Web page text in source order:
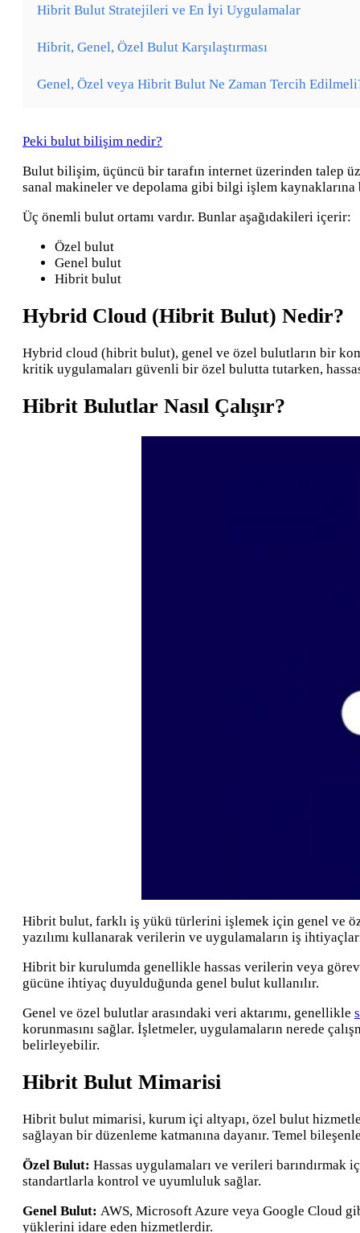
Hibrit Bulut Stratejileri ve En İyi Uygulamalar
Hibrit, Genel, Özel Bulut Karşılaştırması
Genel, Özel veya Hibrit Bulut Ne Zaman Tercih
Peki bulut bilişim nedir?
Bulut bilişim, üçüncü bir tarafın internet üzerinden talep
sanal makineler ve depolama gibi bilgi işlem kaynaklarına
Üç önemli bulut ortamı vardır. Bunlar aşağıdakileri içerir:
Özel bulut
Genel bulut
Hibrit bulut
Hybrid Cloud (Hibrit Bulut) Nedir?
Hybrid cloud (hibrit bulut), genel ve özel bulutların bir
kritik uygulamaları güvenli bir özel bulutta tutarken,
Hibrit Bulutlar Nasıl Çalışır?
Hibrit bulut, farklı iş yükü türlerini işlemek için genel ve
yazılımı kullanarak verilerin ve uygulamaların iş
Hibrit bir kurulumda genellikle hassas verilerin veya
gücüne ihtiyaç duyulduğunda genel bulut kullanılır.
Genel ve özel bulutlar arasındaki veri aktarımı, genellikle
korunmasını sağlar. İşletmeler, uygulamaların nerede
belirleyebilir.
Hibrit Bulut Mimarisi
Hibrit bulut mimarisi, kurum içi altyapı, özel bulut
sağlayan bir düzenleme katmanına dayanır. Temel
Özel Bulut: Hassas uygulamaları ve verileri barındırmak
standartlarla kontrol ve uyumluluk sağlar.
Genel Bulut: AWS, Microsoft Azure veya Google Cloud
yüklerini idare eden hizmetlerdir.